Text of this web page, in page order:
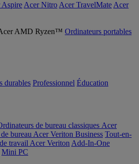
Aspire Acer Nitro Acer TravelMate Acer
Ordinateurs portables
durables Professionnel Éducation
de bureau classiques Acer
bureau Acer Veriton Business Tout-en-
travail Acer Veriton Add-In-One
Mini PC